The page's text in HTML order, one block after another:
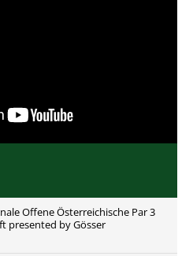
Offene Österreichische Par 3
presented by Gösser